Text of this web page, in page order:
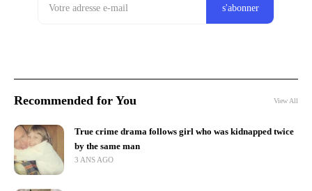
Recommended for You View All
True crime drama follows girl who was kidnapped twice
by the same man
3 ANS AGO